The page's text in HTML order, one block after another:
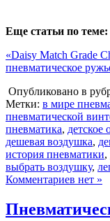
Еще статьи по теме:
«Daisy Match Grade
пневматическое
Опубликовано в
Метки: в мире
пневматической
пневматика, детское
дешевая воздушка,
история пневматики,
выбрать воздушку,
Комментариев нет »